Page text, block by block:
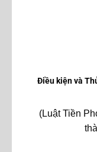
Điều kiện và
(Luật Tiền